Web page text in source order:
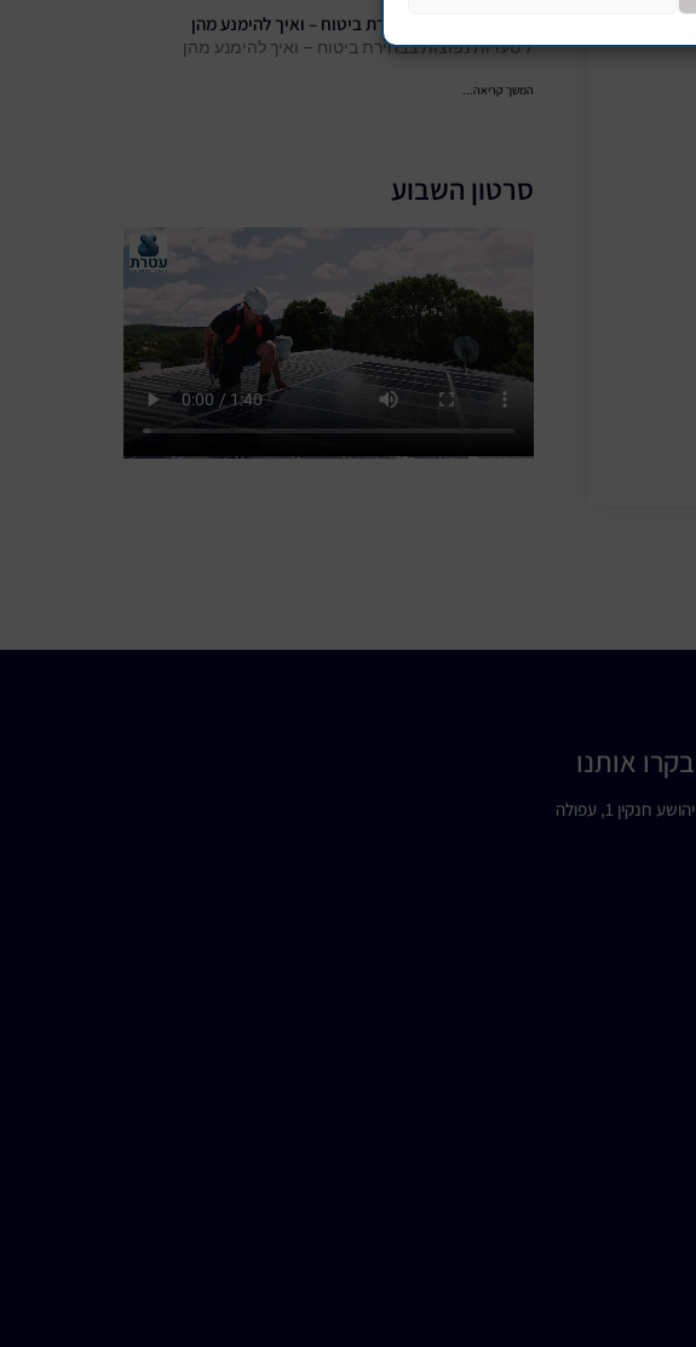
7 טעויות נפוצות בבחירת ביטוח – ואיך להימנע מהן
המשך קריאה...
סרטון השבוע
בקרו אותנו
יהושע חנקין 1, עפולה